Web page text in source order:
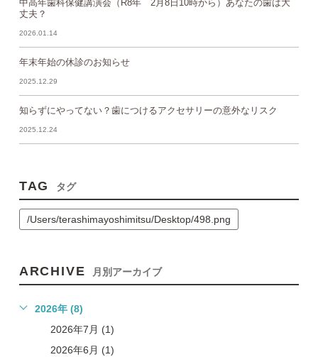
中高年歯科保健講演会（R8年 2月8日10時から）あなたの歯は大
丈夫？
2026.01.14
年末年始の休診のお知らせ
2025.12.29
知らずにやってない？歯につけるアクセサリーの意外なリスク
2025.12.24
TAG タグ
/Users/terashimayoshimitsu/Desktop/498.png
ARCHIVE 月別アーカイブ
2026年 (8)
2026年7月 (1)
2026年6月 (1)